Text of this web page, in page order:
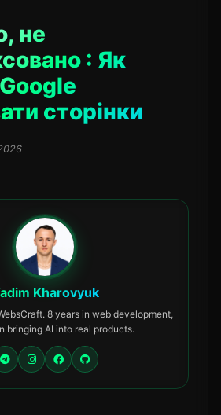
не
: Як
сторінки
Kharovyuk
8 years in web development,
bringing AI into real products.